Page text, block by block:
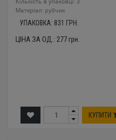
Кількість в упаковці: 3
Mатеріал: рубчик
УПАКОВКА: 831 ГРН.
ЦІНА ЗА ОД.: 277грн.
КУПИТИ